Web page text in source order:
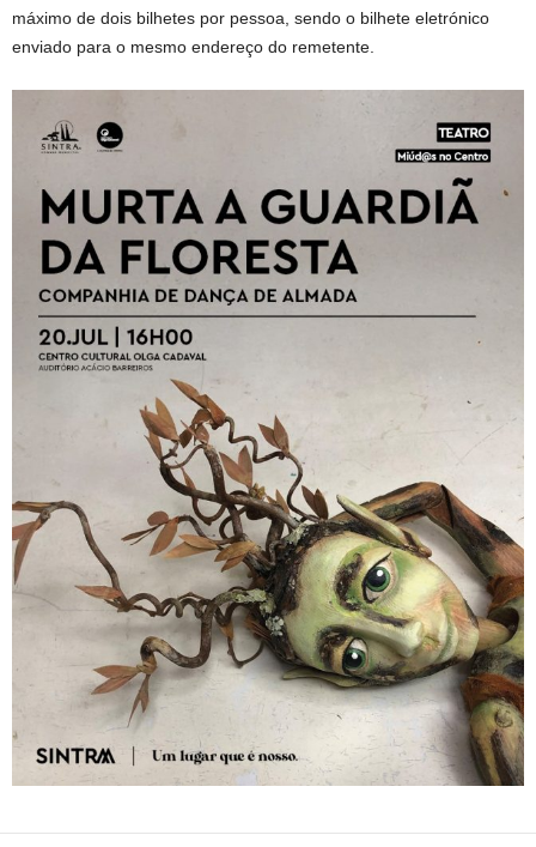
máximo de dois bilhetes por pessoa, sendo o bilhete eletrónico
enviado para o mesmo endereço do remetente.